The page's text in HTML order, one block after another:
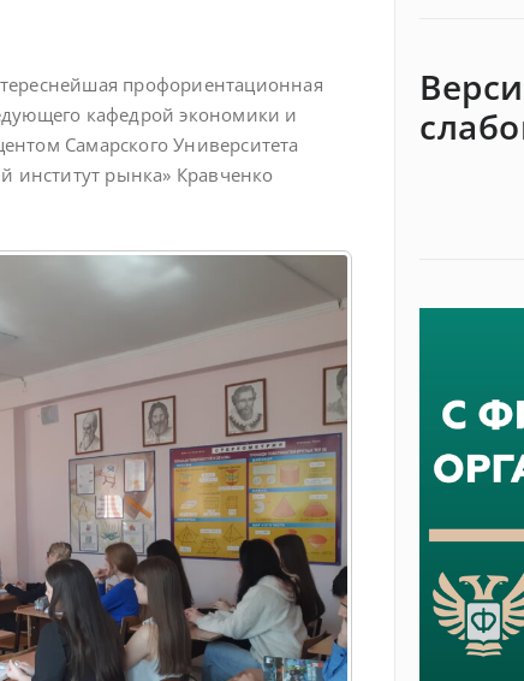
профориентационная
кафедрой экономики и
Самарского Университета
институт рынка» Кравченко